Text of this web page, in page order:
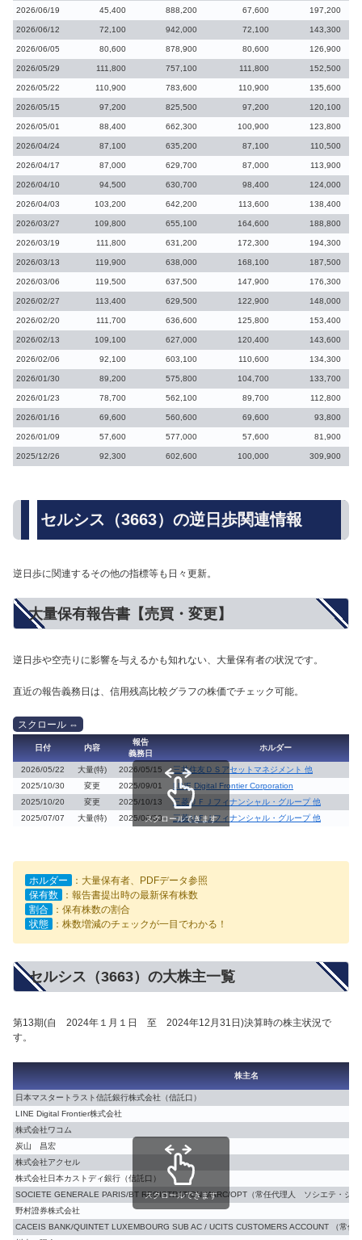
2026/06/19 45,400 888,200 67,600 197,200
2026/06/12 72,100 942,000 72,100 143,300
2026/06/05 80,600 878,900 80,600 126,900
2026/05/29 111,800 757,100 111,800 152,500
2026/05/22 110,900 783,600 110,900 135,600
2026/05/15 97,200 825,500 97,200 120,100
2026/05/01 88,400 662,300 100,900 123,800
2026/04/24 87,100 635,200 87,100 110,500
2026/04/17 87,000 629,700 87,000 113,900
2026/04/10 94,500 630,700 98,400 124,000
2026/04/03 103,200 642,200 113,600 138,400
2026/03/27 109,800 655,100 164,600 188,800
2026/03/19 111,800 631,200 172,300 194,300
2026/03/13 119,900 638,000 168,100 187,500
2026/03/06 119,500 637,500 147,900 176,300
2026/02/27 113,400 629,500 122,900 148,000
2026/02/20 111,700 636,600 125,800 153,400
2026/02/13 109,100 627,000 120,400 143,600
2026/02/06 92,100 603,100 110,600 134,300
2026/01/30 89,200 575,800 104,700 133,700
2026/01/23 78,700 562,100 89,700 112,800
2026/01/16 69,600 560,600 69,600 93,800
2026/01/09 57,600 577,000 57,600 81,900
2025/12/26 92,300 602,600 100,000 309,900
セルシス（3663）の逆日歩関連情報
逆日歩に関連するその他の指標等も日々更新。
大量保有報告書【売買・変更】
逆日歩や空売りに影響を与えるかも知れない、大量保有者の状況です。
直近の報告義務日は、信用残高比較グラフの株価でチェック可能。
日付 内容
報告
義務日
ホルダー
2026/05/22 大量(特) 2026/05/15
三井住友ＤＳアセットマネジメント 他
2025/10/30
変更 2025/09/01
LINE Digital Frontier Corporation
2025/10/20
変更 2025/10/13
三菱ＵＦＪフィナンシャル・グループ 他
2025/07/07
大量(特) 2025/06/30 三菱ＵＦＪフィナンシャル・グループ 他
スクロールできます
ホルダー
：大量保有者、PDFデータ参照
保有数
：報告書提出時の最新保有株数
割合
：保有株数の割合
状態
：株数増減のチェックが一目でわかる！
セルシス（3663）の大株主一覧
第13期(自 2024年１月１日 至 2024年12月31日)決算時の株主状況で
す。
株主名
日本マスタートラスト信託銀行株式会社（信託口）
LINE Digital Frontier株式会社
株式会社ワコム
炭山 昌宏
株式会社アクセル
株式会社日本カストディ銀行（信託口）
SOCIETE GENERALE PARIS/BT REGISTRATION MARC/OPT（常任代理人 ソシエテ・ジェ
野村證券株式会社
CACEIS BANK/QUINTET LUXEMBOURG SUB AC / UCITS CUSTOMERS ACCOUNT （常
スクロールできます